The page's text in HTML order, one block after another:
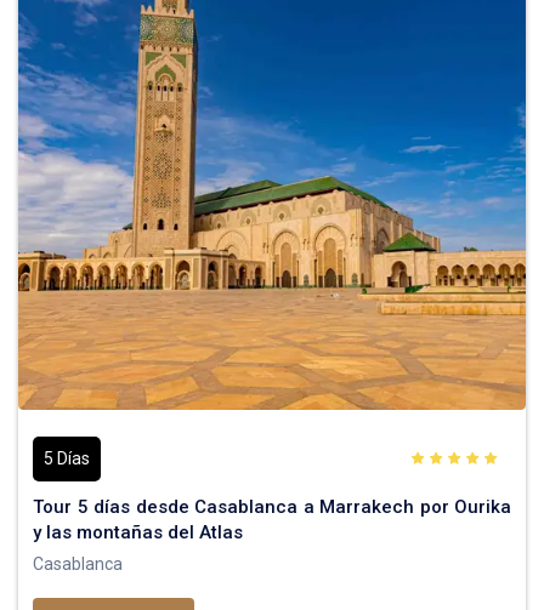
5 Días
Tour 5 días desde Casablanca a Marrakech por Ourika
y las montañas del Atlas
Casablanca